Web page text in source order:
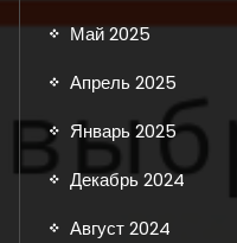
Май 2025
Апрель 2025
Январь 2025
Декабрь 2024
Август 2024